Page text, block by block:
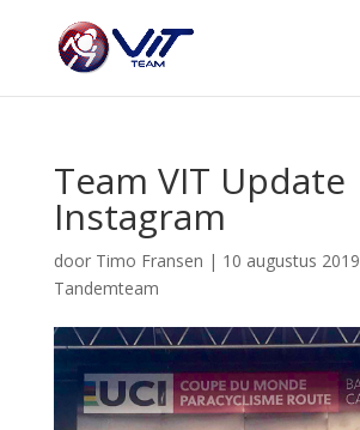
Team VIT Update
Instagram
door Timo Fransen | 10 augustus 2019
Tandemteam